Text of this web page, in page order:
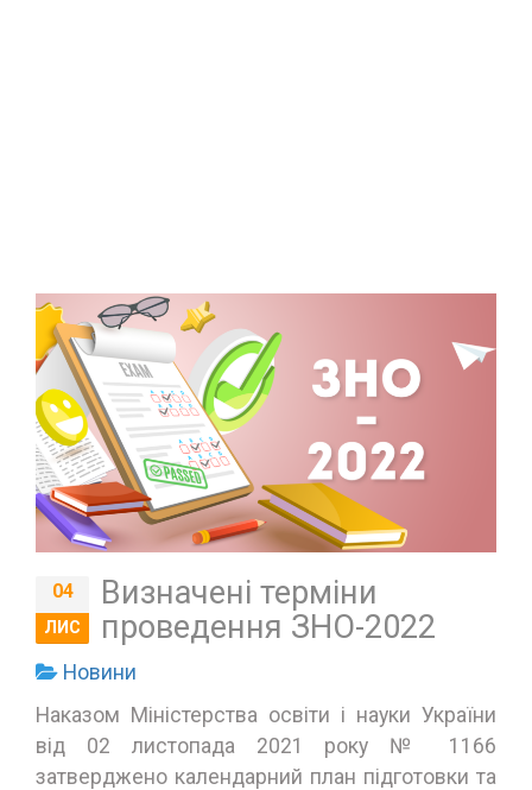
04
ЛИС
Визначені терміни
проведення ЗНО-2022
Новини
Наказом Міністерства освіти і науки України
від 02 листопада 2021 року № 1166
затверджено календарний план підготовки та